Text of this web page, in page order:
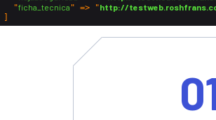
  "
ficha_tecnica " => "http://